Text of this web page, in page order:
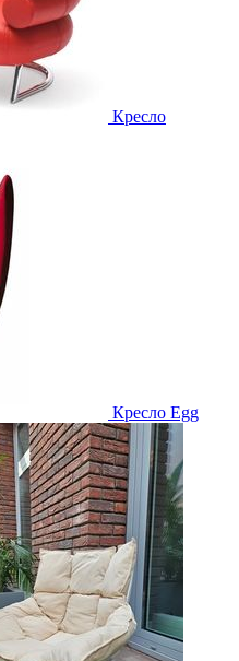
Кресло
Кресло Egg